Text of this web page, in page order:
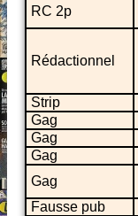
RC 2p
Rédactionnel
Strip
Gag
Gag
Gag
Gag
Fausse pub